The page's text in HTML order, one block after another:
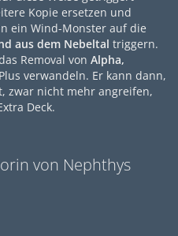
Kopie ersetzen und
ein Wind-Monster auf die
aus dem Nebeltal triggern.
Removal von Alpha,
verwandeln. Er kann dann,
zwar nicht mehr angreifen,
Deck.
von Nephthys